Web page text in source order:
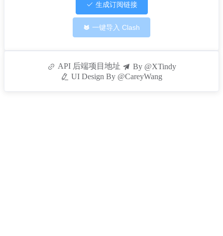
生成订阅链接
一键导入 Clash
API 后端项目地址
By @XTindy
UI Design By @CareyWang